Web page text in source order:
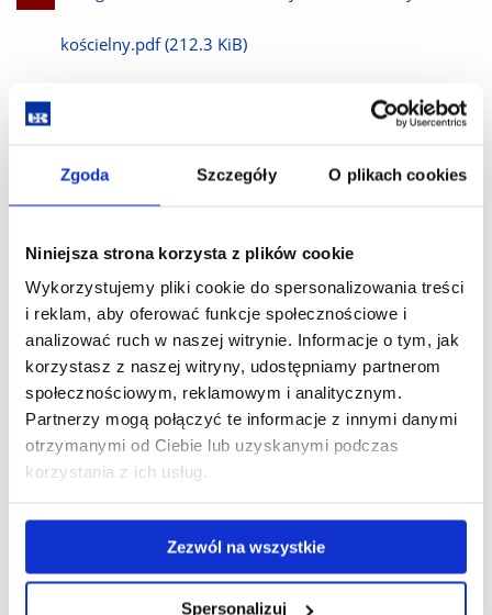
Zgoda Szczegóły O plikach cookies
Niniejsza strona korzysta z plików cookie
Wykorzystujemy pliki cookie do spersonalizowania treści
i reklam, aby oferować funkcje społecznościowe i
analizować ruch w naszej witrynie. Informacje o tym, jak
korzystasz z naszej witryny, udostępniamy partnerom
społecznościowym, reklamowym i analitycznym.
Partnerzy mogą połączyć te informacje z innymi danymi
otrzymanymi od Ciebie lub uzyskanymi podczas
korzystania z ich usług.
Zezwól na wszystkie
Spersonalizuj
plik
kościelny.pdf (212.3 KiB)
plik
(195.0 KiB)
Pobierz
Metodyka nauczania muzyki w szkole podstawowej
Pobierz
plik
Metodyka prowadzenia chórów I st. Muzyk
kościelny.pdf (146.8 KiB)
Pobierz
plik
Ochrona własności intelektualnej I st.pdf (193.3 KiB)
Pobierz
Pedagogika muzyki I st.pdf (202.7 KiB)